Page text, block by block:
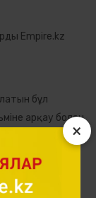
×
Empire.kz
бұл
арқау болған
аса
үйге